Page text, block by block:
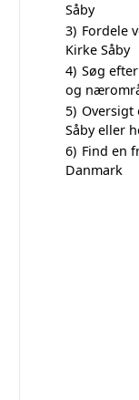
Såby
3) Fordele
Kirke Såby
4) Søg
og
5) Oversigt
Såby eller
6) Find en
Danmark